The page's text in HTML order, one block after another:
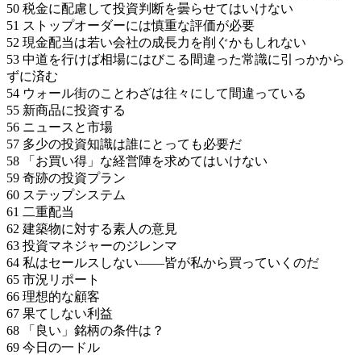
50 税金に配慮して投資判断を曇らせてはいけない
51 ストップオーダーには慎重な評価が必要
52 現金配当は若い会社の成長力を削ぐかもしれない
53 中道を行けば相場にはびこる間違った常識に引っかから
ずに済む
54 ウォール街のことわざは往々にして間違っている
55 新商品に投資する
56 ニュースと市場
57 多少の投資知識は誰にとっても必要だ
58 「お買い得」な経営陣を求めてはいけない
59 奇跡の投資プラン
60 ステップシステム
61 二重配当
62 建築物に対する素人の意見
63 投資マネジャーのジレンマ
64 私はセールスしない――皆が私から買っていくのだ
65 市況リポート
66 理想的な顧客
67 果てしない利益
68 「良い」銘柄の条件は？
69 今日の一ドル